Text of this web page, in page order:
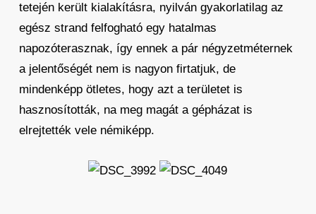
tetején került kialakításra, nyilván gyakorlatilag az
egész strand felfogható egy hatalmas
napozóterasznak, így ennek a pár négyzetméternek
a jelentőségét nem is nagyon firtatjuk, de
mindenképp ötletes, hogy azt a területet is
hasznosították, na meg magát a gépházat is
elrejtették vele némiképp.